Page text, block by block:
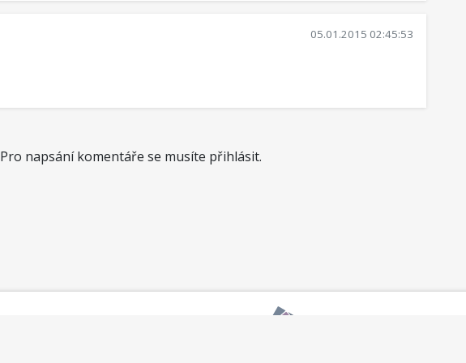
05.01.2015 02:45:53
Pro napsání komentáře se musíte přihlásit.